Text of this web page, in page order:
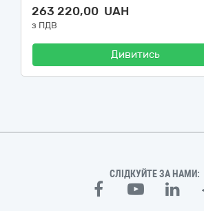
263 220,00 UAH
з ПДВ
Дивитись
СЛІДКУЙТЕ ЗА НАМИ: